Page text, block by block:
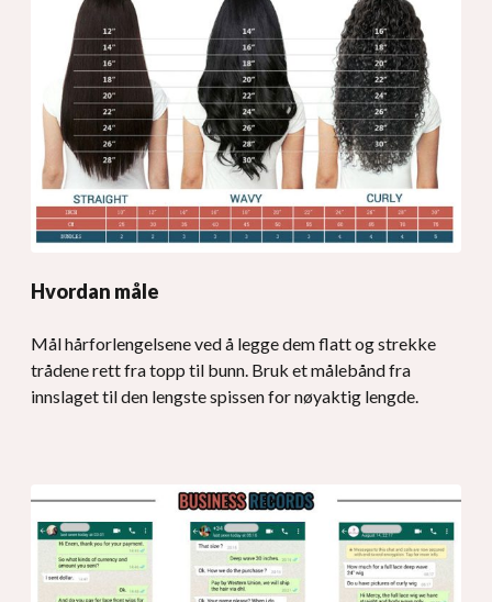
Hvordan måle
Mål hårforlengelsene ved å legge dem flatt og strekke
trådene rett fra topp til bunn. Bruk et målebånd fra
innslaget til den lengste spissen for nøyaktig lengde.